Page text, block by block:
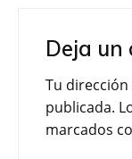
Deja un
Tu
publicada.
marcados